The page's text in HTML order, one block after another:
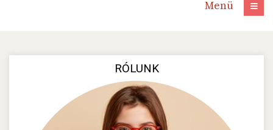
Menü
RÓLUNK